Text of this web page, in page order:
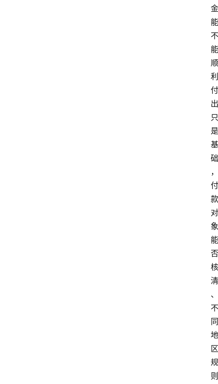
金
能
不
能
顺
利
付
出
只
是
基
础
，
付
款
对
象
能
否
核
清
、
不
同
地
区
规
则